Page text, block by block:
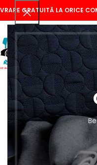
GRATUITĂ LA ORICE